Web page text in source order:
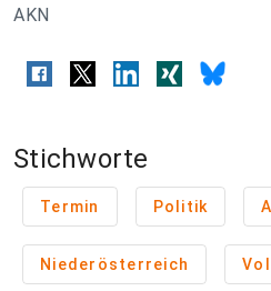
AKN
Stichworte
Termin Politik
Niederösterreich